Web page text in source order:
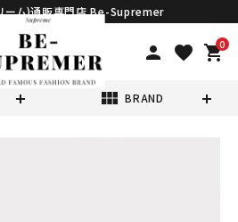
ーム)通販専門店 Be-Supremer
person favorite 0
shopping_cart
view_module BRAND